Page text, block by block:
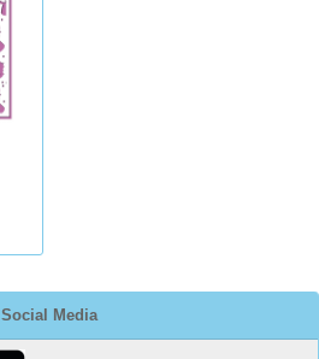
Social Media